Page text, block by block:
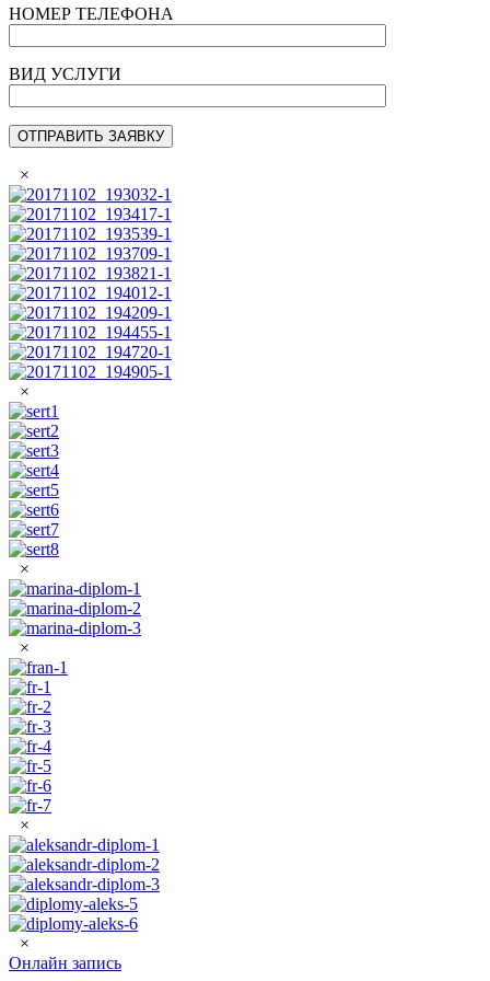
НОМЕР ТЕЛЕФОНА
ВИД УСЛУГИ
×
×
×
×
×
×
Онлайн запись